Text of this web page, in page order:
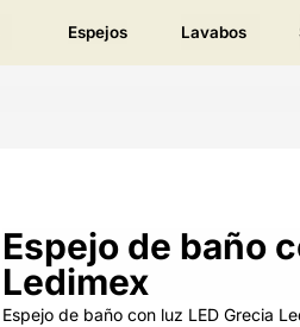
Espejos Lavabos
Espejo de baño
Ledimex
Espejo de baño con luz LED Grecia